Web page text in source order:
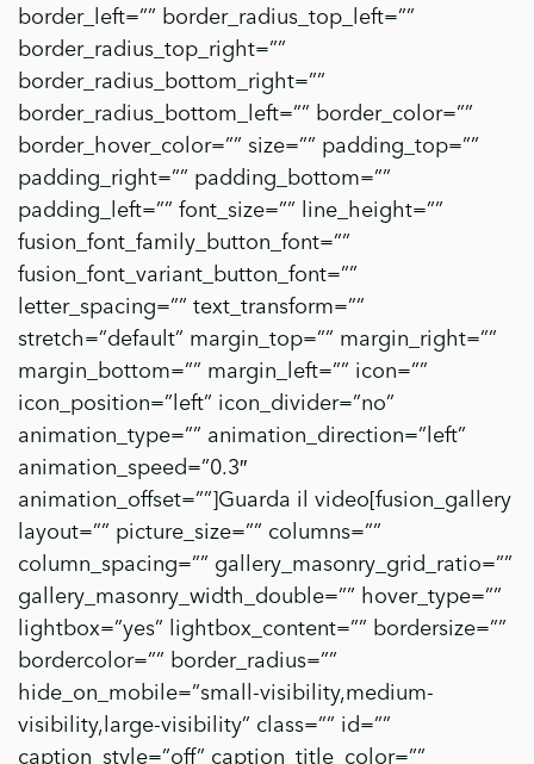
border_left=”” border_radius_top_left=””
border_radius_top_right=””
border_radius_bottom_right=””
border_radius_bottom_left=”” border_color=””
border_hover_color=”” size=”” padding_top=””
padding_right=”” padding_bottom=””
padding_left=”” font_size=”” line_height=””
fusion_font_family_button_font=””
fusion_font_variant_button_font=””
letter_spacing=”” text_transform=””
stretch=”default” margin_top=”” margin_right=””
margin_bottom=”” margin_left=”” icon=””
icon_position=”left” icon_divider=”no”
animation_type=”” animation_direction=”left”
animation_speed=”0.3″
animation_offset=””]Guarda il video[fusion_gallery
layout=”” picture_size=”” columns=””
column_spacing=”” gallery_masonry_grid_ratio=””
gallery_masonry_width_double=”” hover_type=””
lightbox=”yes” lightbox_content=”” bordersize=””
bordercolor=”” border_radius=””
hide_on_mobile=”small-visibility,medium-
visibility,large-visibility” class=”” id=””